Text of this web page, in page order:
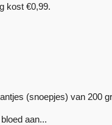
kost €0,99.
(snoepjes) van 200
aan...